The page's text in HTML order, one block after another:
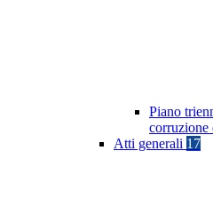
Piano
corruzione
Atti generali 17